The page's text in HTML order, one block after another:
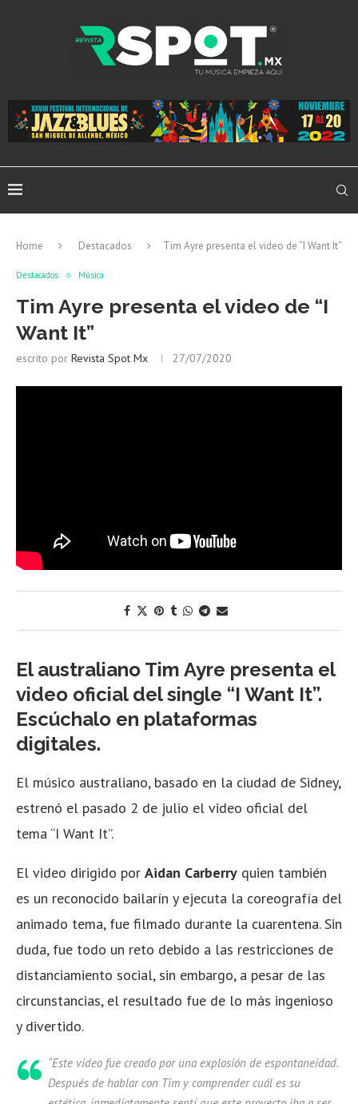
Home Destacados Tim Ayre presenta el video de “I Want It”
Destacados Música
Tim Ayre presenta el video de “I
Want It”
escrito por Revista Spot Mx 27/07/2020
El australiano Tim Ayre presenta el
video oficial del single “I Want It”.
Escúchalo en plataformas
digitales.
El músico australiano, basado en la ciudad de Sidney,
estrenó el pasado 2 de julio el video oficial del
tema “I Want It”.
El video dirigido por Aidan Carberry quien también
es un reconocido bailarín y ejecuta la coreografía del
animado tema, fue filmado durante la cuarentena. Sin
duda, fue todo un reto debido a las restricciones de
distanciamiento social, sin embargo, a pesar de las
circunstancias, el resultado fue de lo más ingenioso
y divertido.
“Este video fue creado por una explosión de espontaneidad.
Después de hablar con Tim y comprender cuál es su